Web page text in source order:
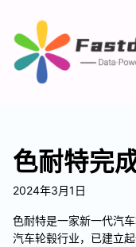
色耐特完
2024年3月1日
色耐特是一家新一代汽
汽车轮毂行业，已建立